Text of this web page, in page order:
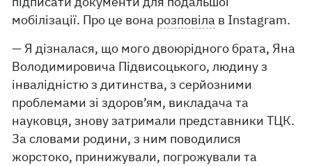
мобілізації. Про це вона розповіла в Instagram.
— Я дізналася, що мого двоюрідного брата, Яна
Володимировича Підвисоцького, людину з
інвалідністю з дитинства, з серйозними
проблемами зі здоров’ям, викладача та
науковця, знову затримали представники ТЦК.
За словами родини, з ним поводилися
жорстоко, принижували, погрожували та